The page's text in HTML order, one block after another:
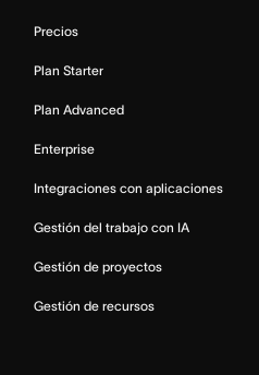
Precios
Plan Starter
Plan Advanced
Enterprise
Integraciones con aplicaciones
Gestión del trabajo con IA
Gestión de proyectos
Gestión de recursos